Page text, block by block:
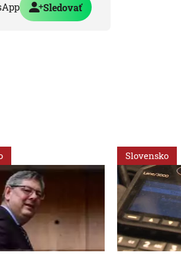
Sledovať
Slovensko